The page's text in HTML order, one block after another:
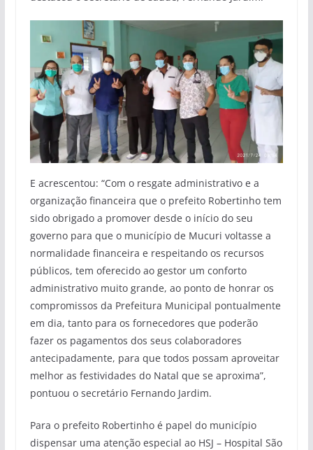
E acrescentou: “Com o resgate administrativo e a
organização financeira que o prefeito Robertinho tem
sido obrigado a promover desde o início do seu
governo para que o município de Mucuri voltasse a
normalidade financeira e respeitando os recursos
públicos, tem oferecido ao gestor um conforto
administrativo muito grande, ao ponto de honrar os
compromissos da Prefeitura Municipal pontualmente
em dia, tanto para os fornecedores que poderão
fazer os pagamentos dos seus colaboradores
antecipadamente, para que todos possam aproveitar
melhor as festividades do Natal que se aproxima”,
pontuou o secretário Fernando Jardim.
Para o prefeito Robertinho é papel do município
dispensar uma atenção especial ao HSJ – Hospital São